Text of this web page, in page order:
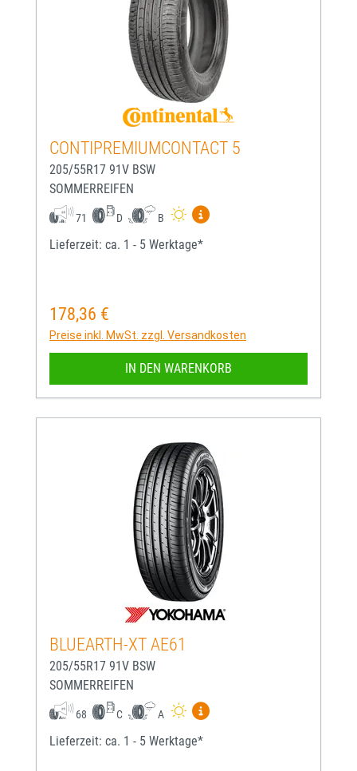
CONTIPREMIUMCONTACT 5
205/55R17 91V BSW
SOMMERREIFEN
71 D B
Mehr Informationen zum
Lieferzeit: ca. 1 - 5 Werktage*
Regulärer Preis:
178,36 €
Preise inkl. MwSt. zzgl. Versandkosten
IN DEN WARENKORB
BLUEARTH-XT AE61
205/55R17 91V BSW
SOMMERREIFEN
68 C A
Mehr Informationen zum
Lieferzeit: ca. 1 - 5 Werktage*